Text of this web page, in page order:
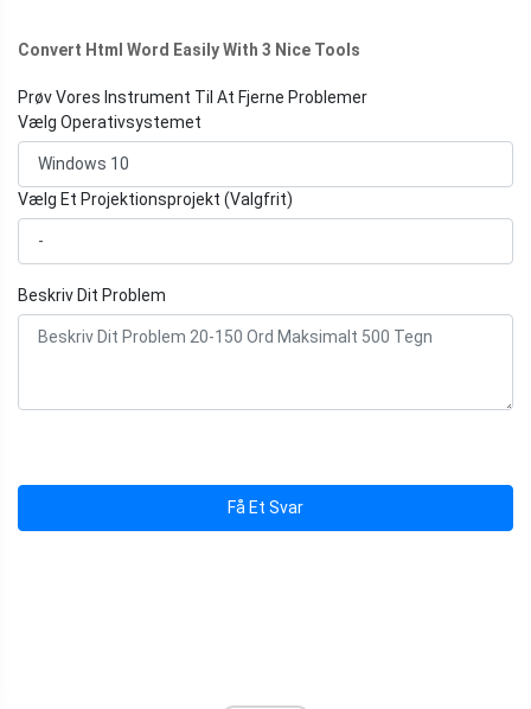
Convert Html Word Easily With 3 Nice Tools
Prøv Vores Instrument Til At Fjerne Problemer
Vælg Operativsystemet
Vælg Et Projektionsprojekt (Valgfrit)
Beskriv Dit Problem
Få Et Svar